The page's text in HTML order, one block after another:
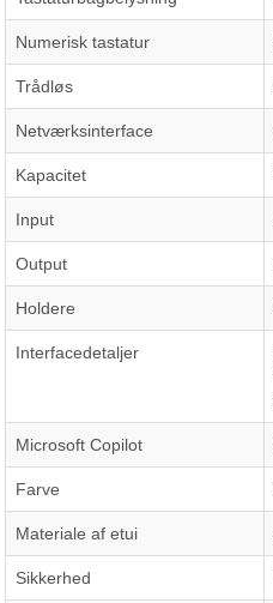
Numerisk tastatur
Trådløs
Netværksinterface
Kapacitet
Input
Output
Holdere
Interfacedetaljer
Microsoft Copilot
Farve
Materiale af etui
Sikkerhed